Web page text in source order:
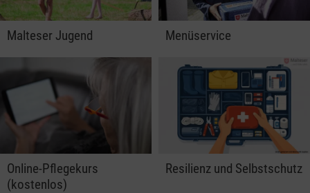
Malteser Jugend Menüservice
Online-Pflegekurs
(kostenlos)
Resilienz und Selbstschutz